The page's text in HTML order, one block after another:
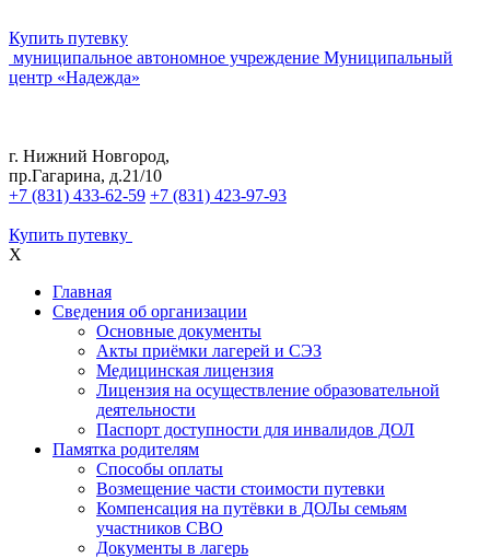
Купить путевку
муниципальное автономное учреждение Муниципальный
центр «Надежда»
г. Нижний Новгород,
пр.Гагарина, д.21/10
+7 (831) 433-62-59 +7 (831) 423-97-93
Купить путевку
X
Главная
Сведения об организации
Основные документы
Акты приёмки лагерей и СЭЗ
Медицинская лицензия
Лицензия на осуществление образовательной
деятельности
Паспорт доступности для инвалидов ДОЛ
Памятка родителям
Способы оплаты
Возмещение части стоимости путевки
Компенсация на путёвки в ДОЛы семьям
участников СВО
Документы в лагерь